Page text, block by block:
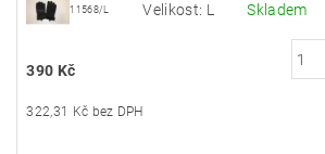
11568/L Velikost: L Skladem
390 Kč
322,31 Kč bez DPH